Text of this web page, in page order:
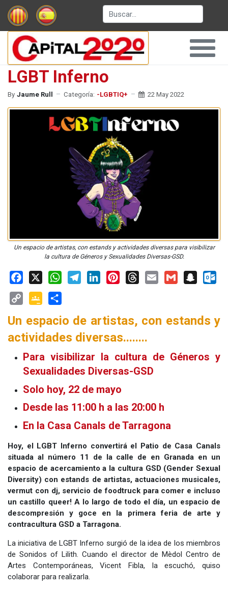
Buscar
LGBT Inferno
By Jaume Rull Categoría: -LGBTIQ+ 22 May 2022
Un espacio de artistas, con estands y actividades diversas para visibilizar
la cultura de Géneros y Sexualidades Diversas-GSD.
Facebook
X WhatsApp
Link
Classroom
Un espacio de artistas, con estands y
actividades diversas........
Para visibilizar la cultura de Géneros y
Sexualidades Diversas-GSD
Solo hoy, 22 de mayo
Desde las 11:00 h a las 20:00 h
En la Casa Canals de Tarragona
Hoy, el LGBT Inferno convertirá el Patio de Casa Canals
situada al número 11 de la calle de en Granada en un
espacio de acercamiento a la cultura GSD (Gender Sexual
Diversity) con estands de artistas, actuaciones musicales,
vermut con dj, servicio de foodtruck para comer e incluso
un castillo queer! A lo largo de todo el día, un espacio de
descompresión y goce en la primera feria de arte y
contracultura GSD a Tarragona.
La iniciativa de LGBT Inferno surgió de la idea de los miembros
de Sonidos of Lilith. Cuando el director de Mèdol Centro de
Artes Contemporáneas, Vicent Fibla, la escuchó, quiso
colaborar para realizarla.